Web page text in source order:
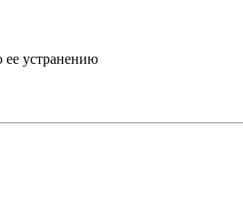
ее устранению